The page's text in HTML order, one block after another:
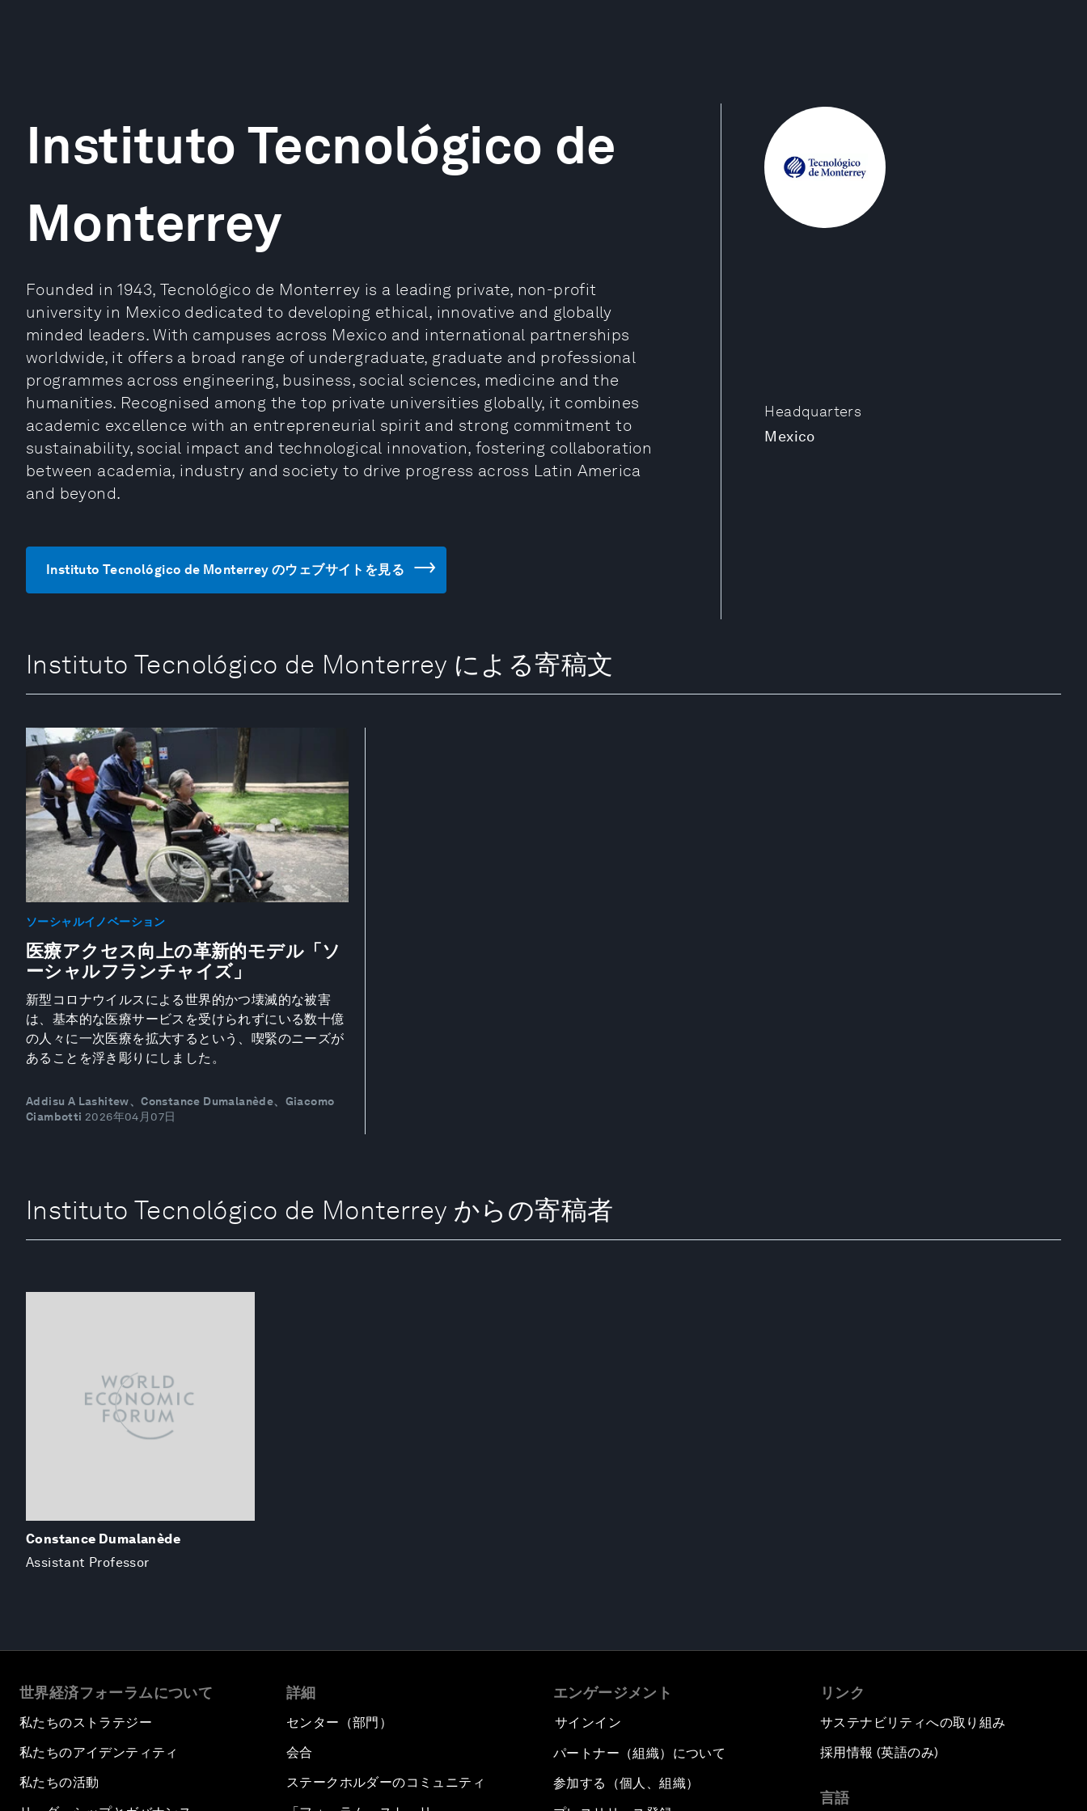
Headquarters
Mexico
Instituto Tecnológico de
Monterrey
Founded in 1943, Tecnológico de Monterrey is a leading private, non-profit
university in Mexico dedicated to developing ethical, innovative and globally
minded leaders. With campuses across Mexico and international partnerships
worldwide, it offers a broad range of undergraduate, graduate and professional
programmes across engineering, business, social sciences, medicine and the
humanities. Recognised among the top private universities globally, it combines
academic excellence with an entrepreneurial spirit and strong commitment to
sustainability, social impact and technological innovation, fostering collaboration
between academia, industry and society to drive progress across Latin America
and beyond.
Instituto Tecnológico de Monterrey のウェブサイトを見る
Instituto Tecnológico de Monterrey による寄稿文
ソーシャルイノベーション
医療アクセス向上の革新的モデル「ソ
ーシャルフランチャイズ」
新型コロナウイルスによる世界的かつ壊滅的な被害
は、基本的な医療サービスを受けられずにいる数十億
の人々に一次医療を拡大するという、喫緊のニーズが
あることを浮き彫りにしました。
Addisu A Lashitew、Constance Dumalanède、Giacomo
Ciambotti 2026年04月07日
Instituto Tecnológico de Monterrey からの寄稿者
Constance Dumalanède
Assistant Professor
世界経済フォーラムについて
私たちのストラテジー
私たちのアイデンティティ
私たちの活動
詳細
センター（部門）
会合
ステークホルダーのコミュニティ
エンゲージメント
サインイン
パートナー（組織）について
参加する（個人、組織）
リンク
サステナビリティへの取り組み
採用情報 (英語のみ)
言語